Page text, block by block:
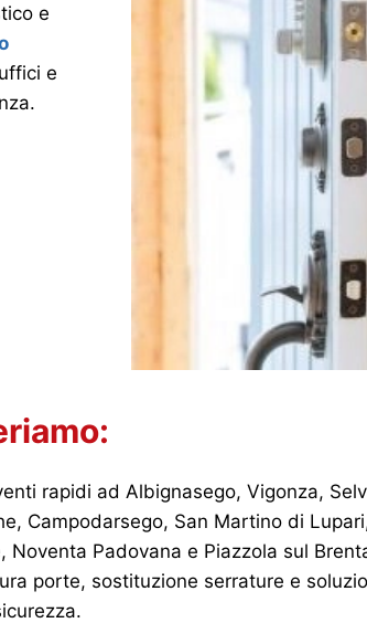
e
e
rapidi ad Albignasego, Vigonza,
Campodarsego, San Martino di
Padovana e Piazzola sul
porte, sostituzione serrature e